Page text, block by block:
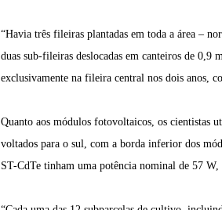
“Havia três fileiras plantadas em toda a área –
duas sub-fileiras deslocadas em canteiros de
exclusivamente na fileira central nos dois anos,
Quanto aos módulos fotovoltaicos, os cientistas
voltados para o sul, com a borda inferior dos
ST-CdTe tinham uma potência nominal de 57